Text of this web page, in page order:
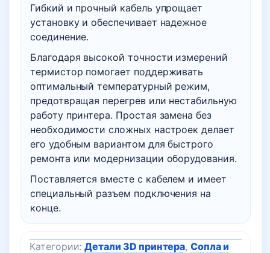
Гибкий и прочный кабель упрощает
установку и обеспечивает надежное
соединение.
Благодаря высокой точности измерений
термистор помогает поддерживать
оптимальный температурный режим,
предотвращая перегрев или нестабильную
работу принтера. Простая замена без
необходимости сложных настроек делает
его удобным вариантом для быстрого
ремонта или модернизации оборудования.
Поставляется вместе с кабелем и имеет
специальный разъем подключения на
конце.
Категории:Детали 3D принтера,Сопла и